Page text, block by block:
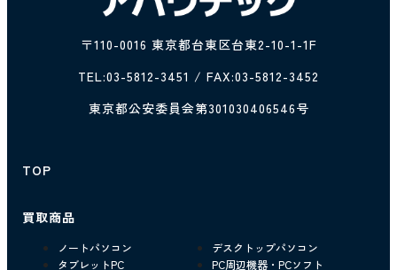
〒110-0016 東京都台東区台東2-10-1-1F
TEL:03-5812-3451 / FAX:03-5812-3452
東京都公安委員会第301030406546号
TOP
買取商品
ノートパソコン
デスクトップパソコン
タブレットPC
PC周辺機器・PCソフト